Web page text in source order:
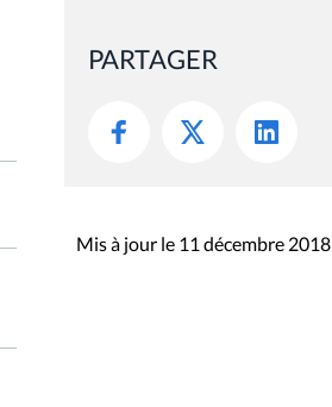
PARTAGER
Mis à jour le 11 décembre 2018